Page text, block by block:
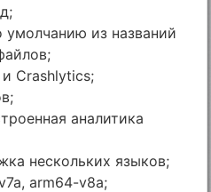
умолчанию из названий
Crashlytics;
аналитика
нескольких языков;
arm64-v8a;